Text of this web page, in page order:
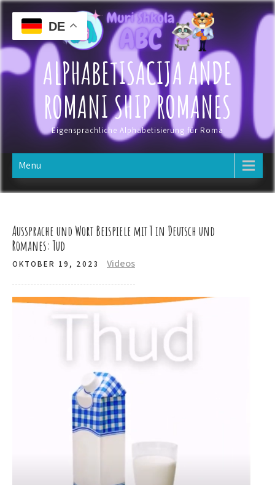
Skip
content
ALPHABETISACIJA ANDE
ROMANI SHIP ROMANES
Eigensprachliche Alphabetisierung für Roma
Menu
Aussprache und Wort Beispiele mit T in Deutsch und
Romanes: Tud
OKTOBER 19, 2023 Videos
DE